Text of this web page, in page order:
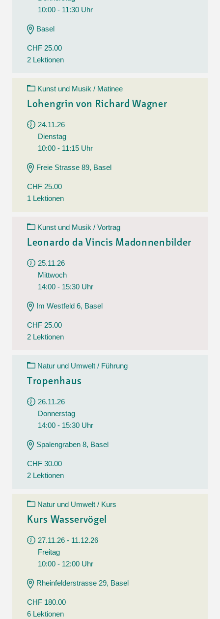
10:00 - 11:30 Uhr
Basel
CHF 25.00
2 Lektionen
Kunst und Musik / Matinee
Lohengrin von Richard Wagner
24.11.26
Dienstag
10:00 - 11:15 Uhr
Freie Strasse 89, Basel
CHF 25.00
1 Lektionen
Kunst und Musik / Vortrag
Leonardo da Vincis Madonnenbilder
25.11.26
Mittwoch
14:00 - 15:30 Uhr
Im Westfeld 6, Basel
CHF 25.00
2 Lektionen
Natur und Umwelt / Führung
Tropenhaus
26.11.26
Donnerstag
14:00 - 15:30 Uhr
Spalengraben 8, Basel
CHF 30.00
2 Lektionen
Natur und Umwelt / Kurs
Kurs Wasservögel
27.11.26 - 11.12.26
Freitag
10:00 - 12:00 Uhr
Rheinfelderstrasse 29, Basel
CHF 180.00
6 Lektionen